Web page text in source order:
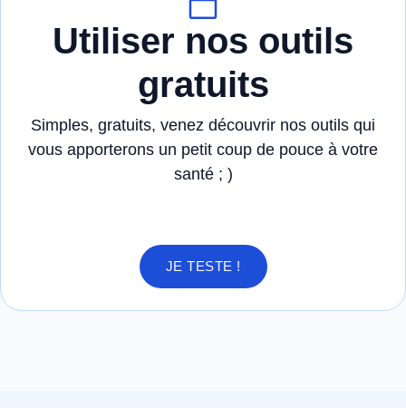
Utiliser nos outils
gratuits
Simples, gratuits, venez découvrir nos outils qui
vous apporterons un petit coup de pouce à votre
santé ; )
JE TESTE !